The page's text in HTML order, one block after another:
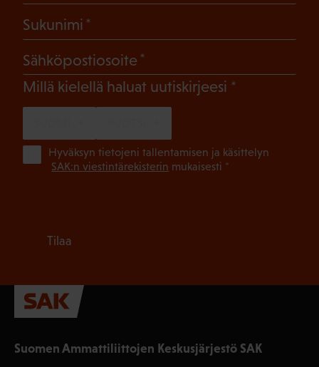
Suomen Ammattiliittojen Keskusjärjestö SAK
Sukunimi
Sähköpostiosoite
Millä kielellä haluat uutiskirjeesi (Pakollinen)
Hyväksyn tietojeni tallentamisen ja käsittelyn
SAK:n viestintärekisterin mukaisesti *
Tilaa